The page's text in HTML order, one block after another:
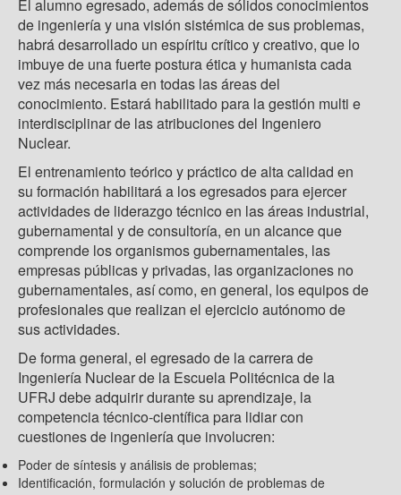
El alumno egresado, además de sólidos conocimientos
de ingeniería y una visión sistémica de sus problemas,
habrá desarrollado un espíritu crítico y creativo, que lo
imbuye de una fuerte postura ética y humanista cada
vez más necesaria en todas las áreas del
conocimiento. Estará habilitado para la gestión multi e
interdisciplinar de las atribuciones del Ingeniero
Nuclear.
El entrenamiento teórico y práctico de alta calidad en
su formación habilitará a los egresados ​​para ejercer
actividades de liderazgo técnico en las áreas industrial,
gubernamental y de consultoría, en un alcance que
comprende los organismos gubernamentales, las
empresas públicas y privadas, las organizaciones no
gubernamentales, así como, en general, los equipos de
profesionales que realizan el ejercicio autónomo de
sus actividades.
De forma general, el egresado ​​de la carrera de
Ingeniería Nuclear de la Escuela Politécnica de la
UFRJ debe adquirir durante su aprendizaje, la
competencia técnico-científica para lidiar con
cuestiones de ingeniería que involucren:
Poder de síntesis y análisis de problemas;
Identificación, formulación y solución de problemas de